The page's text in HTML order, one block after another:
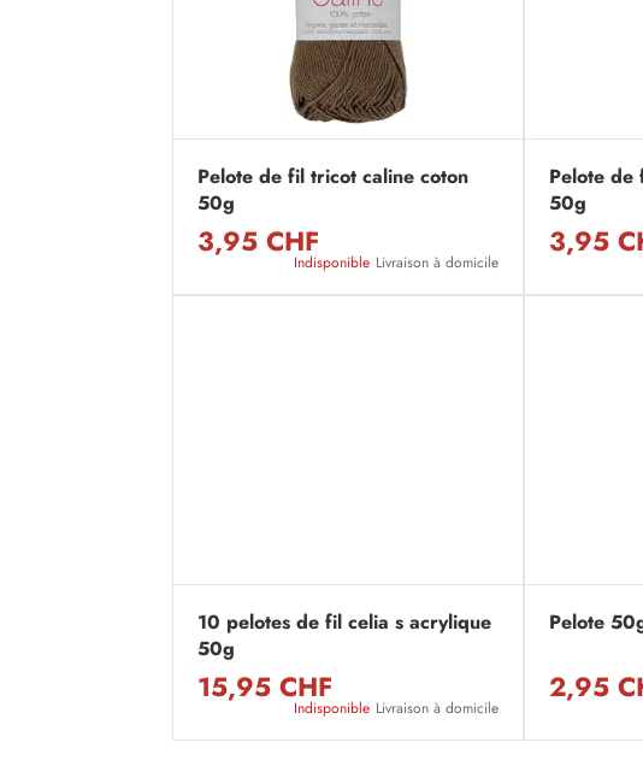
Pelote de fil tricot caline coton
50g
3,95 CHF
Indisponible Livraison à domicile
Pelote de
50g
3,95
10 pelotes de fil celia s acrylique
50g
15,95 CHF
Indisponible Livraison à domicile
Pelote
2,95